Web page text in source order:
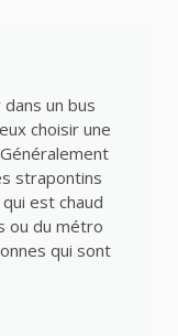
un bus
choisir une
strapontins
est chaud
ou du métro
qui sont